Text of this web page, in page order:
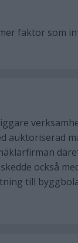
faktor som
auktoriserad
också
till